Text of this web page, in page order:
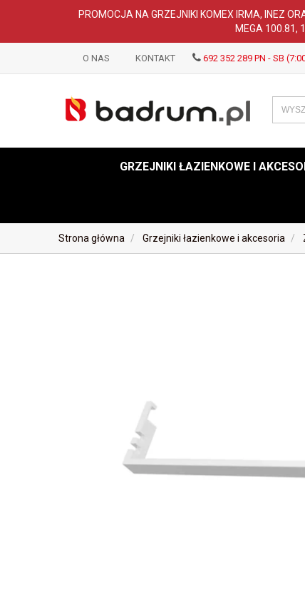
PROMOCJA NA GRZEJNIKI KOMEX IRMA, INEZ
MEGA 100.81,
O NAS KONTAKT 692 352 289 PN - SB
GRZEJNIKI ŁAZIENKOWE I
Strona główna Grzejniki łazienkowe i akcesoria